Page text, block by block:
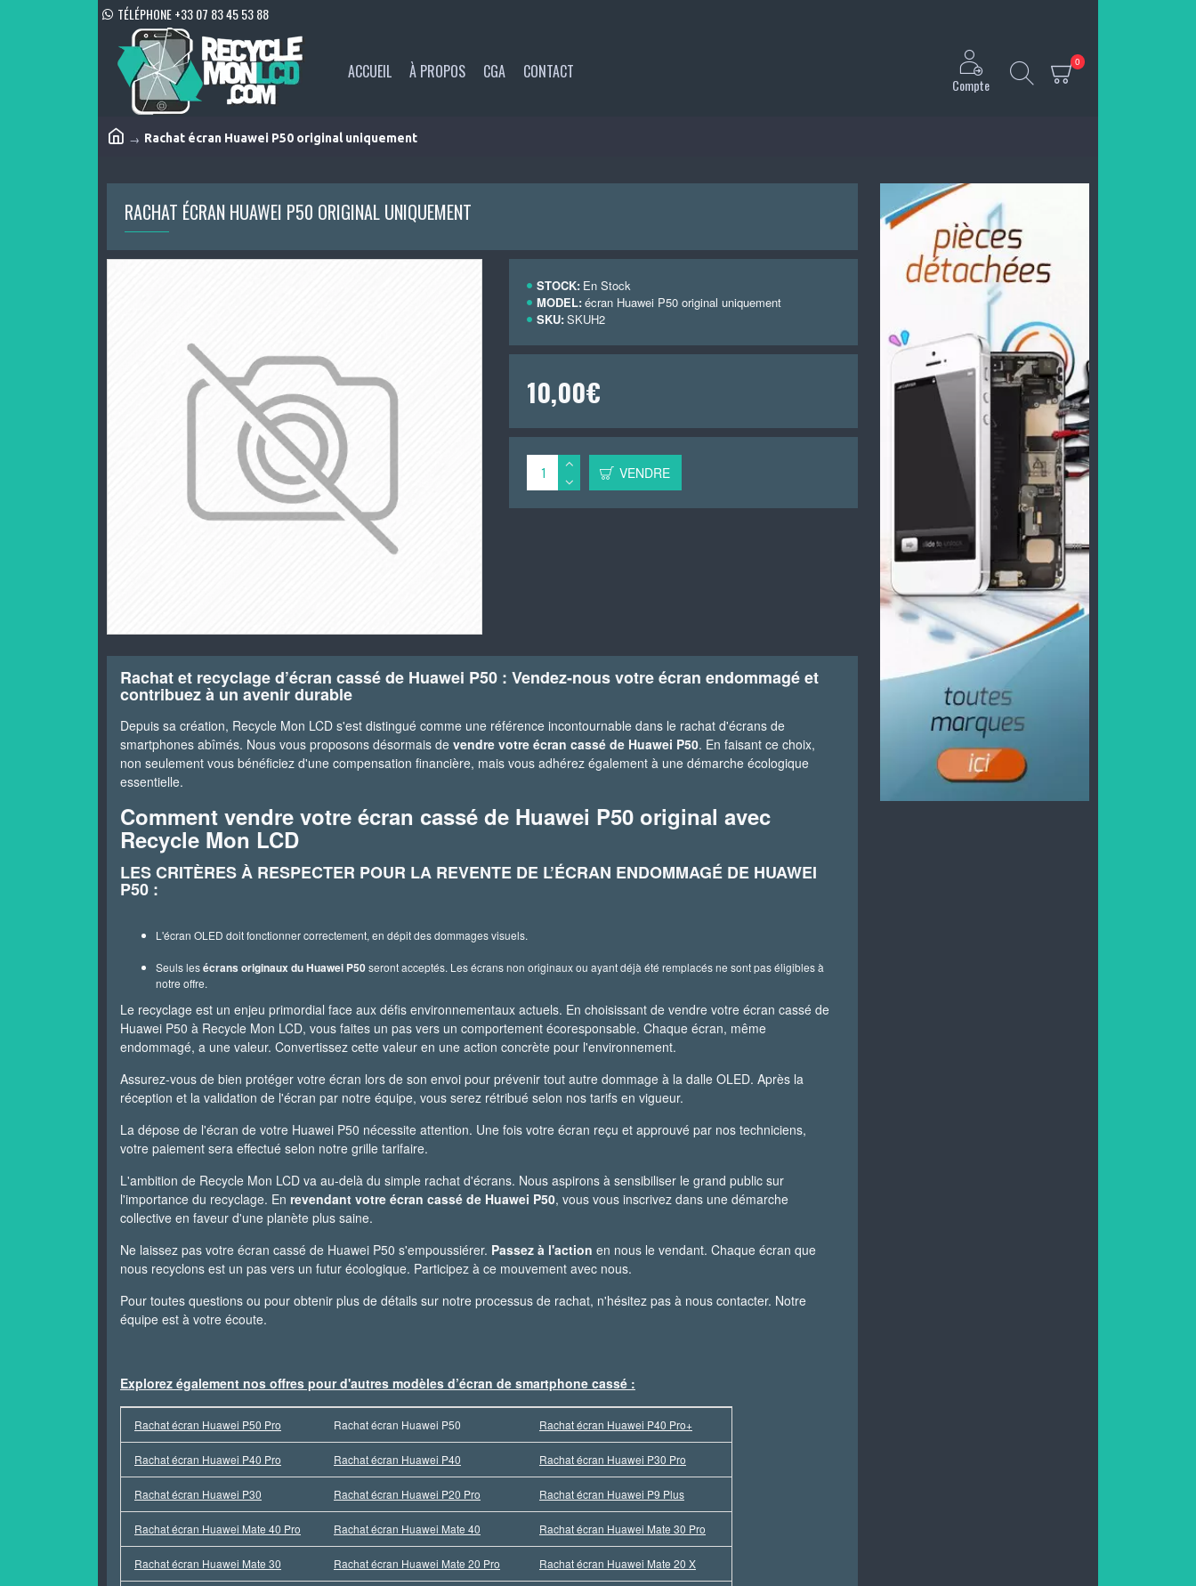
TÉLÉPHONE +33 07 83 45 53 88
ACCUEIL À PROPOS CGA CONTACT
Compte
0
Rachat écran Huawei P50 original uniquement
RACHAT ÉCRAN HUAWEI P50 ORIGINAL UNIQUEMENT
STOCK: En Stock
MODEL:écran Huawei P50 original uniquement
SKU:SKUH2
10,00€
VENDRE
Rachat et recyclage d’écran cassé de Huawei P50 : Vendez-nous votre écran endommagé et
contribuez à un avenir durable
Depuis sa création, Recycle Mon LCD s'est distingué comme une référence incontournable dans le rachat d'écrans de
smartphones abîmés. Nous vous proposons désormais de vendre votre écran cassé de Huawei P50. En faisant ce choix,
non seulement vous bénéficiez d'une compensation financière, mais vous adhérez également à une démarche écologique
essentielle.
Comment vendre votre écran cassé de Huawei P50 original avec
Recycle Mon LCD
LES CRITÈRES À RESPECTER POUR LA REVENTE DE L’ÉCRAN ENDOMMAGÉ DE HUAWEI
P50 :
L'écran OLED doit fonctionner correctement, en dépit des dommages visuels.
Seuls lesécrans originaux du Huawei P50seront acceptés. Les écrans non originaux ou ayant déjà été remplacés ne sont pas éligibles à
notre offre.
Le recyclage est un enjeu primordial face aux défis environnementaux actuels. En choisissant de vendre votre écran cassé de
Huawei P50 à Recycle Mon LCD, vous faites un pas vers un comportement écoresponsable. Chaque écran, même
endommagé, a une valeur. Convertissez cette valeur en une action concrète pour l'environnement.
Assurez-vous de bien protéger votre écran lors de son envoi pour prévenir tout autre dommage à la dalle OLED. Après la
réception et la validation de l'écran par notre équipe, vous serez rétribué selon nos tarifs en vigueur.
La dépose de l'écran de votre Huawei P50 nécessite attention. Une fois votre écran reçu et approuvé par nos techniciens,
votre paiement sera effectué selon notre grille tarifaire.
L'ambition de Recycle Mon LCD va au-delà du simple rachat d'écrans. Nous aspirons à sensibiliser le grand public sur
l'importance du recyclage. En revendant votre écran cassé de Huawei P50, vous vous inscrivez dans une démarche
collective en faveur d'une planète plus saine.
Ne laissez pas votre écran cassé de Huawei P50 s'empoussiérer. Passez à l'action en nous le vendant. Chaque écran que
nous recyclons est un pas vers un futur écologique. Participez à ce mouvement avec nous.
Pour toutes questions ou pour obtenir plus de détails sur notre processus de rachat, n'hésitez pas à nous contacter. Notre
équipe est à votre écoute.
Explorez également nos offres pour d'autres modèles d’écran de smartphone cassé :
Rachat écran Huawei P50 Pro Rachat écran Huawei P50 Rachat écran Huawei P40 Pro+
Rachat écran Huawei P40 Pro Rachat écran Huawei P40 Rachat écran Huawei P30 Pro
Rachat écran Huawei P30 Rachat écran Huawei P20 Pro Rachat écran Huawei P9 Plus
Rachat écran Huawei Mate 40 Pro Rachat écran Huawei Mate 40 Rachat écran Huawei Mate 30 Pro
Rachat écran Huawei Mate 30 Rachat écran Huawei Mate 20 Pro Rachat écran Huawei Mate 20 X